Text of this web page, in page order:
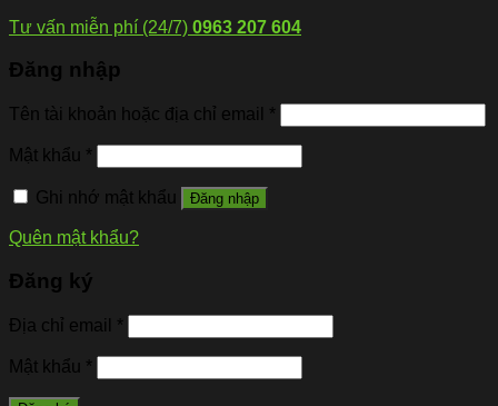
Tư vấn miễn phí (24/7) 0963 207 604
Đăng nhập
Tên tài khoản hoặc địa chỉ email *
Mật khẩu *
Ghi nhớ mật khẩu Đăng nhập
Quên mật khẩu?
Đăng ký
Địa chỉ email *
Mật khẩu *